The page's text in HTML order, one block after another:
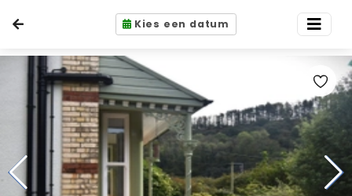
Kies een datum